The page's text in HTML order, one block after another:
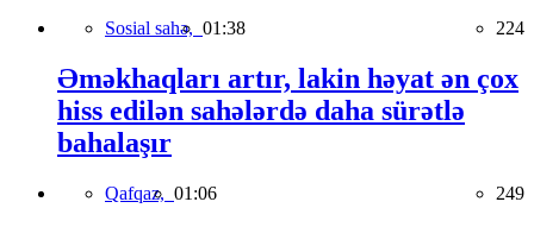
Sosial sahə, 01:38 224
Əməkhaqları artır, lakin həyat ən çox
hiss edilən sahələrdə daha sürətlə
bahalaşır
Qafqaz, 01:06 249